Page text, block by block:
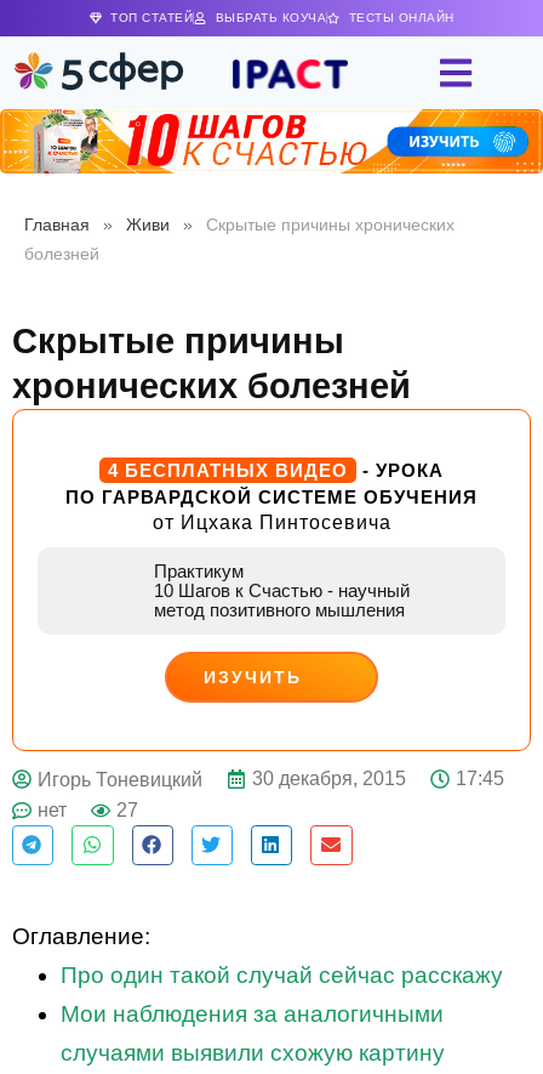
ТОП СТАТЕЙ ВЫБРАТЬ КОУЧА ТЕСТЫ ОНЛАЙН
Главная » Живи »
Скрытые причины хронических
болезней
Скрытые причины
хронических болезней
4 БЕСПЛАТНЫХ ВИДЕО
- УРОКА
ПО ГАРВАРДСКОЙ СИСТЕМЕ ОБУЧЕНИЯ
от Ицхака Пинтосевича
Практикум
10 Шагов к Счастью - научный
метод позитивного мышления
ИЗУЧИТЬ
ДЕЙСТВУЙ
Игорь Тоневицкий 30 декабря, 2015
17:45
нет
27
Оглавление:
Про один такой случай сейчас расскажу
Мои наблюдения за аналогичными
случаями выявили схожую картину